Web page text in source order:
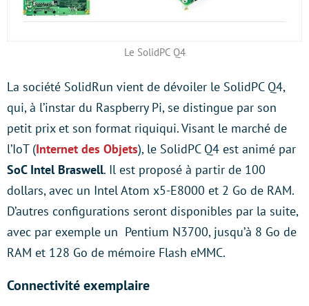
Le SolidPC Q4
La société SolidRun vient de dévoiler le SolidPC Q4,
qui, à l’instar du Raspberry Pi, se distingue par son
petit prix et son format riquiqui. Visant le marché de
l’IoT (Internet des Objets), le SolidPC Q4 est animé par
SoC Intel Braswell. Il est proposé à partir de 100
dollars, avec un Intel Atom x5-E8000 et 2 Go de RAM.
D’autres configurations seront disponibles par la suite,
avec par exemple un Pentium N3700, jusqu’à 8 Go de
RAM et 128 Go de mémoire Flash eMMC.
Connectivité exemplaire